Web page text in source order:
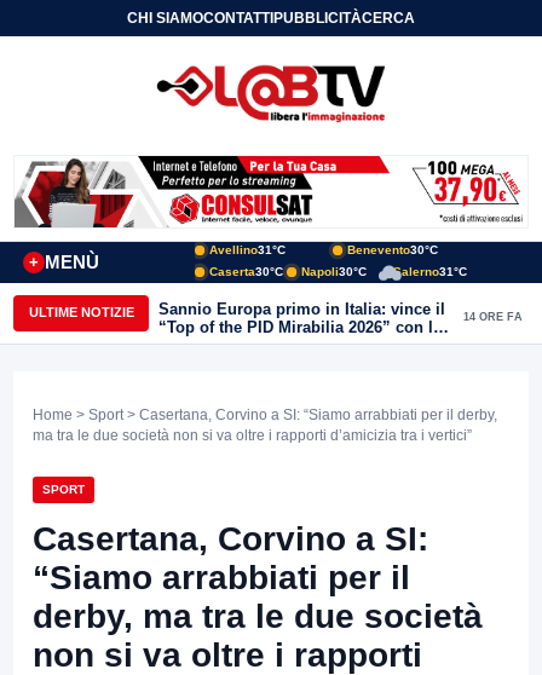
CHI SIAMOCONTATTIPUBBLICITÀCERCA
MENÙ
+
Avellino31°C Benevento30°C
Caserta30°C Napoli30°C Salerno31°C
ULTIME NOTIZIE
Sannio Europa primo in Italia: vince il
“Top of the PID Mirabilia 2026” con la
realtà virtuale nei musei del Sannio
14 ORE FA
Home > Sport > Casertana, Corvino a SI: “Siamo arrabbiati per il derby,
ma tra le due società non si va oltre i rapporti d’amicizia tra i vertici”
SPORT
Casertana, Corvino a SI:
“Siamo arrabbiati per il
derby, ma tra le due società
non si va oltre i rapporti